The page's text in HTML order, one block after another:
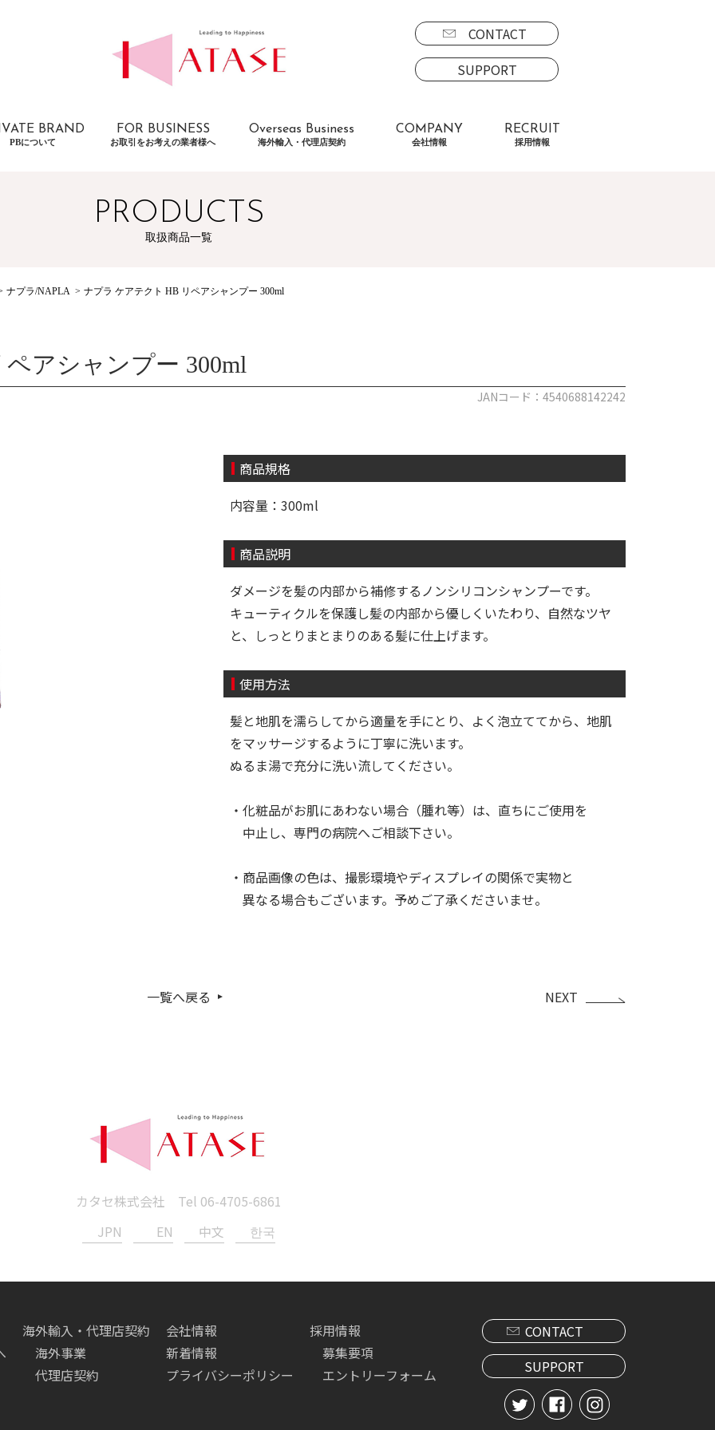
CONTACT
SUPPORT
BRAND
PBについて
FOR BUSINESS
お取引をお考えの業者様へ
Overseas Business
海外輸入・代理店契約
COMPANY
会社情報
RECRUIT
採用情報
PRODUCTS
取扱商品一覧
ナプラ/NAPLA ナプラ ケアテクト HB リペアシャンプー 300ml
アシャンプー 300ml
JANコード：4540688142242
商品規格
内容量：300ml
商品説明
ダメージを髪の内部から補修するノンシリコンシャンプーです。
キューティクルを保護し髪の内部から優しくいたわり、自然なツヤ
と、しっとりまとまりのある髪に仕上げます。
使用方法
髪と地肌を濡らしてから適量を手にとり、よく泡立ててから、地肌
をマッサージするように丁寧に洗います。
ぬるま湯で充分に洗い流してください。
・化粧品がお肌にあわない場合（腫れ等）は、直ちにご使用を
中止し、専門の病院へご相談下さい。
・商品画像の色は、撮影環境やディスプレイの関係で実物と
異なる場合もございます。予めご了承くださいませ。
一覧へ戻る NEXT
カタセ株式会社 Tel 06-4705-6861
JPN
EN 中文 한국
海外輸入・代理店契約
海外事業
代理店契約
会社情報
新着情報
プライバシーポリシー
採用情報
募集要項
エントリーフォーム
CONTACT
SUPPORT